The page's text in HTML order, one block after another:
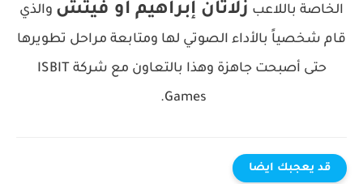
الخاصة باللاعب زلاتان إبراهيم او فيتش والذي
قام شخصياً بالأداء الصوتي لها ومتابعة مراحل تطويرها
حتى أصبحت جاهزة وهذا بالتعاون مع شركة ISBIT
Games.
قد يعجبك ايضا